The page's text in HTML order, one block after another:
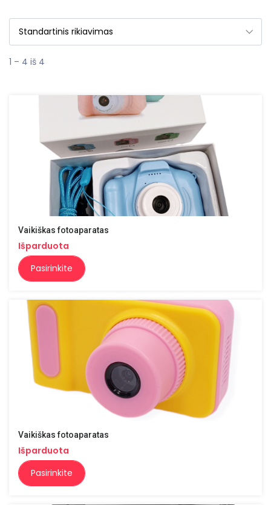
1 – 4 iš 4
Vaikiškas fotoaparatas
Išparduota
Pasirinkite
Vaikiškas fotoaparatas
Išparduota
Pasirinkite